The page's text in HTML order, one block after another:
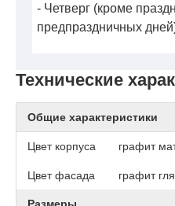
Технические
Общие характеристики
Цвет корпуса графит
Цвет фасада графит
Размеры
- Четверг (кроме
предпраздничных